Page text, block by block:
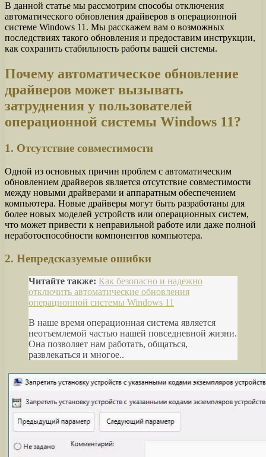
В данной статье мы рассмотрим способы отключения
автоматического обновления драйверов в операционной
системе Windows 11. Мы расскажем вам о возможных
последствиях такого обновления и предоставим инструкции,
как сохранить стабильность работы вашей системы.
Почему автоматическое обновление
драйверов может вызывать
затруднения у пользователей
операционной системы Windows 11?
1. Отсутствие совместимости
Одной из основных причин проблем с автоматическим
обновлением драйверов является отсутствие совместимости
между новыми драйверами и аппаратным обеспечением
компьютера. Новые драйверы могут быть разработаны для
более новых моделей устройств или операционных систем,
что может привести к неправильной работе или даже полной
неработоспособности компонентов компьютера.
2. Непредсказуемые ошибки
Читайте также: Как безопасно и надежно
отключить автоматические обновления
операционной системы Windows 11
В наше время операционная система является
неотъемлемой частью нашей повседневной жизни.
Она позволяет нам работать, общаться,
развлекаться и многое..